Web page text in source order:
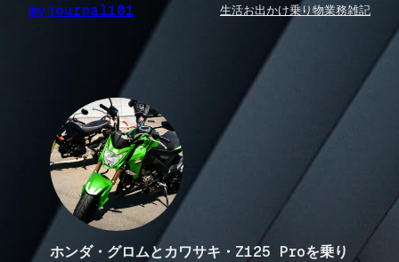
myjournal101 生活お出かけ乗り物業務雑記
ホンダ・グロムとカワサキ・Z125 Proを乗り